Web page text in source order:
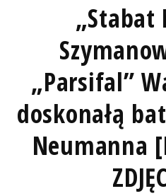
„Stabat
„Parsifal”
doskonałą
Neumanna